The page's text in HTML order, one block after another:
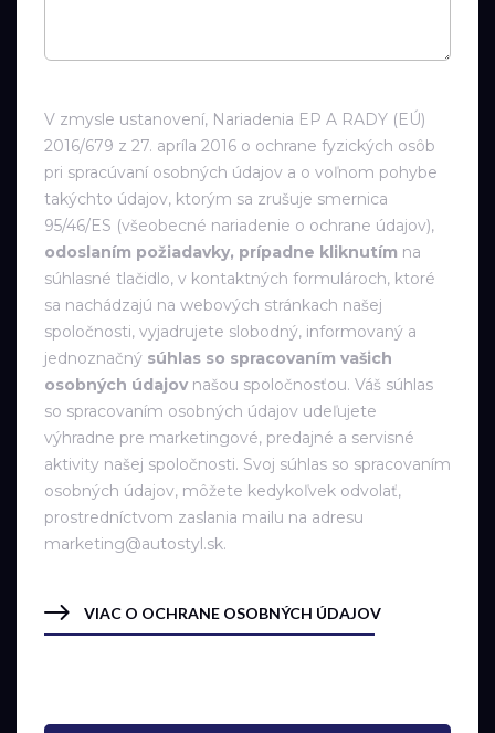
V zmysle ustanovení, Nariadenia EP A RADY (EÚ)
2016/679 z 27. apríla 2016 o ochrane fyzických osôb
pri spracúvaní osobných údajov a o voľnom pohybe
takýchto údajov, ktorým sa zrušuje smernica
95/46/ES (všeobecné nariadenie o ochrane údajov),
odoslaním požiadavky, prípadne kliknutím na
súhlasné tlačidlo, v kontaktných formulároch, ktoré
sa nachádzajú na webových stránkach našej
spoločnosti, vyjadrujete slobodný, informovaný a
jednoznačný súhlas so spracovaním vašich
osobných údajovnašou spoločnosťou. Váš súhlas
so spracovaním osobných údajov udeľujete
výhradne pre marketingové, predajné a servisné
aktivity našej spoločnosti. Svoj súhlas so spracovaním
osobných údajov, môžete kedykoľvek odvolať,
prostredníctvom zaslania mailu na adresu
marketing@autostyl.sk.
VIAC O OCHRANE OSOBNÝCH ÚDAJOV